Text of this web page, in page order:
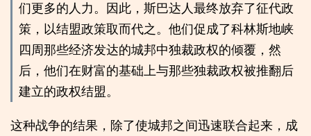
们更多的人力。因此，斯巴达人最终放弃了征代政
策，以结盟政策取而代之。他们促成了科林斯地峡
四周那些经济发达的城邦中独裁政权的倾覆，然
后，他们在财富的基础上与那些独裁政权被推翻后
建立的政权结盟。
这种战争的结果，除了使城邦之间迅速联合起来，成